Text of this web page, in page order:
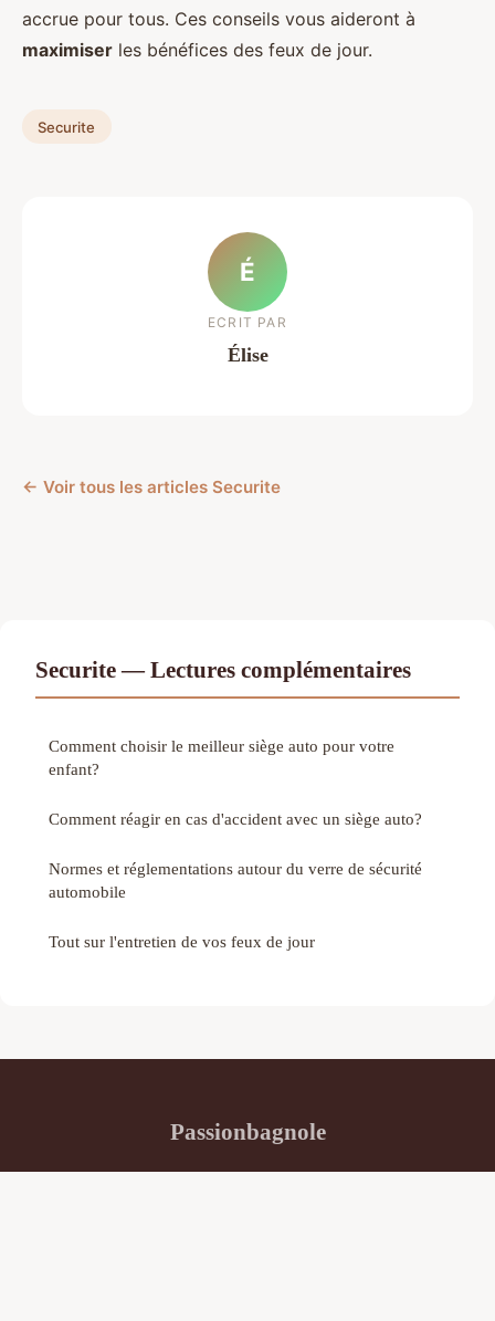
accrue pour tous. Ces conseils vous aideront à
maximiser les bénéfices des feux de jour.
Securite
É
ECRIT PAR
Élise
← Voir tous les articles Securite
Securite — Lectures complémentaires
Comment choisir le meilleur siège auto pour votre
enfant?
Comment réagir en cas d'accident avec un siège auto?
Normes et réglementations autour du verre de sécurité
automobile
Tout sur l'entretien de vos feux de jour
Passionbagnole